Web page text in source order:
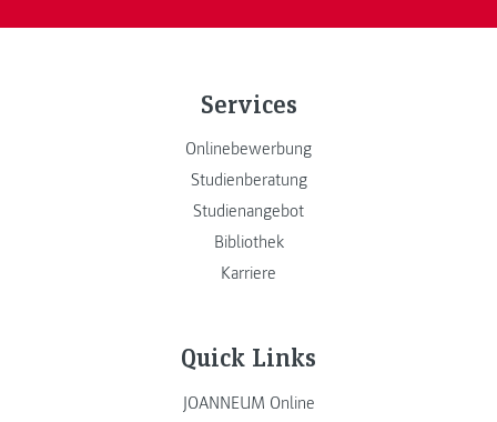
Services
Onlinebewerbung
Studienberatung
Studienangebot
Bibliothek
Karriere
Quick Links
JOANNEUM Online